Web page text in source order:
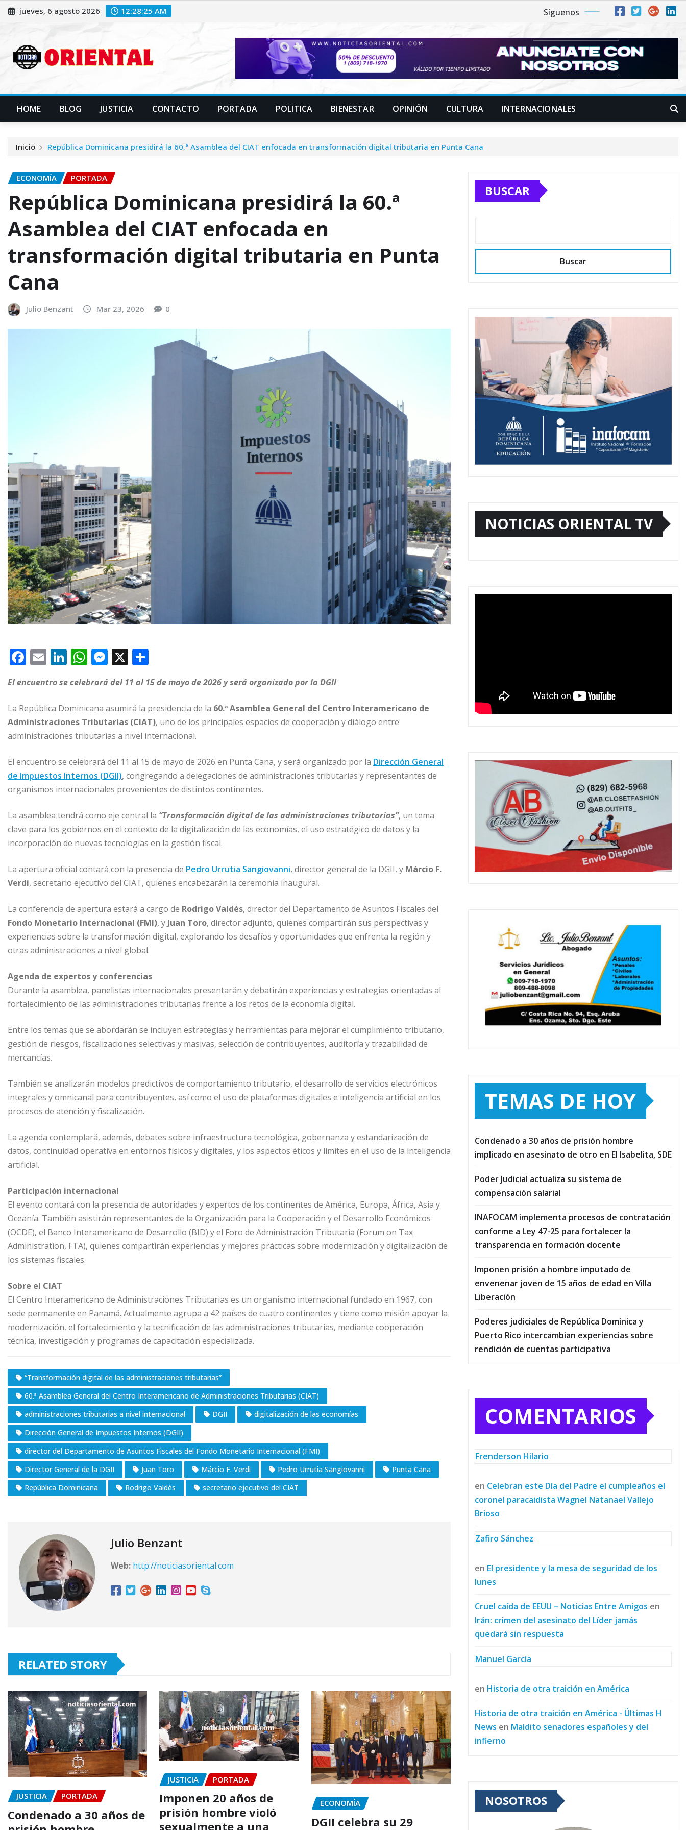
Saltar
al
jueves, 6 agosto 2026 12:28:27 AM Síguenos
HOME BLOG JUSTICIA CONTACTO PORTADA POLITICA BIENESTAR OPINIÓN CULTURA INTERNACIONALES
Inicio República Dominicana presidirá la 60.ª Asamblea del CIAT enfocada en transformación digital tributaria en Punta Cana
ECONOMÍA PORTADA
República Dominicana presidirá la 60.ª
Asamblea del CIAT enfocada en
transformación digital tributaria en Punta
Cana
Julio Benzant Mar 23, 2026 0
F
a
c
e
b
o
o
k
E
m
ai
l
Li
n
k
e
dI
n
W
h
at
s
A
p
p
M
e
ss
e
n
g
e
r
X
m
p
ar
ti
r
El encuentro se celebrará del 11 al 15 de mayo de 2026 y será organizado por la DGII
La República Dominicana asumirá la presidencia de la 60.ª Asamblea General del Centro Interamericano de
Administraciones Tributarias (CIAT), uno de los principales espacios de cooperación y diálogo entre
administraciones tributarias a nivel internacional.
El encuentro se celebrará del 11 al 15 de mayo de 2026 en Punta Cana, y será organizado por la Dirección General
de Impuestos Internos (DGII), congregando a delegaciones de administraciones tributarias y representantes de
organismos internacionales provenientes de distintos continentes.
La asamblea tendrá como eje central la “Transformación digital de las administraciones tributarias”, un tema
clave para los gobiernos en el contexto de la digitalización de las economías, el uso estratégico de datos y la
incorporación de nuevas tecnologías en la gestión fiscal.
La apertura oficial contará con la presencia de Pedro Urrutia Sangiovanni, director general de la DGII, y Márcio F.
Verdi, secretario ejecutivo del CIAT, quienes encabezarán la ceremonia inaugural.
La conferencia de apertura estará a cargo de Rodrigo Valdés, director del Departamento de Asuntos Fiscales del
Fondo Monetario Internacional (FMI), y Juan Toro, director adjunto, quienes compartirán sus perspectivas y
experiencias sobre la transformación digital, explorando los desafíos y oportunidades que enfrenta la región y
otras administraciones a nivel global.
Agenda de expertos y conferencias
Durante la asamblea, panelistas internacionales presentarán y debatirán experiencias y estrategias orientadas al
fortalecimiento de las administraciones tributarias frente a los retos de la economía digital.
Entre los temas que se abordarán se incluyen estrategias y herramientas para mejorar el cumplimiento tributario,
gestión de riesgos, fiscalizaciones selectivas y masivas, selección de contribuyentes, auditoría y trazabilidad de
mercancías.
También se analizarán modelos predictivos de comportamiento tributario, el desarrollo de servicios electrónicos
integrales y omnicanal para contribuyentes, así como el uso de plataformas digitales e inteligencia artificial en los
procesos de atención y fiscalización.
La agenda contemplará, además, debates sobre infraestructura tecnológica, gobernanza y estandarización de
datos, continuidad operativa en entornos físicos y digitales, y los aspectos éticos y límites en el uso de la inteligencia
artificial.
Participación internacional
El evento contará con la presencia de autoridades y expertos de los continentes de América, Europa, África, Asia y
Oceanía. También asistirán representantes de la Organización para la Cooperación y el Desarrollo Económicos
(OCDE), el Banco Interamericano de Desarrollo (BID) y el Foro de Administración Tributaria (Forum on Tax
Administration, FTA), quienes compartirán experiencias y mejores prácticas sobre modernización y digitalización de
los sistemas fiscales.
Sobre el CIAT
El Centro Interamericano de Administraciones Tributarias es un organismo internacional fundado en 1967, con
sede permanente en Panamá. Actualmente agrupa a 42 países de cuatro continentes y tiene como misión apoyar la
modernización, el fortalecimiento y la tecnificación de las administraciones tributarias, mediante cooperación
técnica, investigación y programas de capacitación especializada.
“Transformación digital de las administraciones tributarias”
60.ª Asamblea General del Centro Interamericano de Administraciones Tributarias (CIAT)
administraciones tributarias a nivel internacional
DGII
digitalización de las economías
Dirección General de Impuestos Internos (DGII)
director del Departamento de Asuntos Fiscales del Fondo Monetario Internacional (FMI)
Director General de la DGII
Juan Toro Márcio F. Verdi Pedro Urrutia Sangiovanni
Punta Cana
República Dominicana
Rodrigo Valdés secretario ejecutivo del CIAT
Julio Benzant
Web: http://noticiasoriental.com
RELATED STORY
JUSTICIA PORTADA
Condenado a 30 años de
JUSTICIA PORTADA
Imponen 20 años de
prisión hombre violó
sexualmente a una
ECONOMÍA
DGII celebra su 29
BUSCAR
Buscar
NOTICIAS ORIENTAL TV
TEMAS DE HOY
Condenado a 30 años de prisión hombre
implicado en asesinato de otro en El Isabelita, SDE
Poder Judicial actualiza su sistema de
compensación salarial
INAFOCAM implementa procesos de contratación
conforme a Ley 47-25 para fortalecer la
transparencia en formación docente
Imponen prisión a hombre imputado de
envenenar joven de 15 años de edad en Villa
Liberación
Poderes judiciales de República Dominica y
Puerto Rico intercambian experiencias sobre
rendición de cuentas participativa
COMENTARIOS
Frenderson Hilario
en Celebran este Día del Padre el cumpleaños el
coronel paracaidista Wagnel Natanael Vallejo
Brioso
Zafiro Sánchez
en El presidente y la mesa de seguridad de los
lunes
Cruel caída de EEUU – Noticias Entre Amigos en
Irán: crimen del asesinato del Líder jamás
quedará sin respuesta
Manuel García
en Historia de otra traición en América
Historia de otra traición en América - Últimas H
News en Maldito senadores españoles y del
infierno
NOSOTROS